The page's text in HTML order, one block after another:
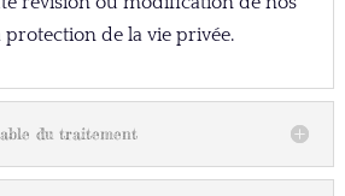
protection de la vie privée.
du traitement